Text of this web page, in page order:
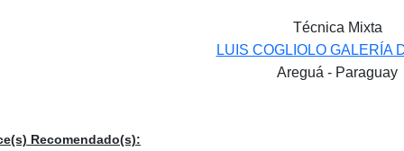
Técnica Mixta
LUIS COGLIOLO GALERÍA
Areguá - Paraguay
Recomendado(s):